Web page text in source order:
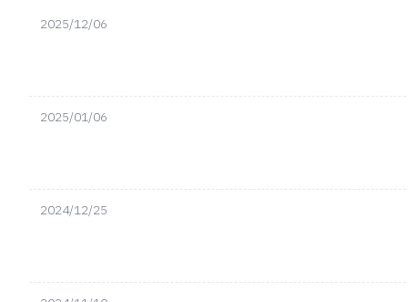
2025/12/06
2025/01/06
2024/12/25